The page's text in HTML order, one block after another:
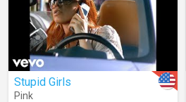
Stupid Girls
Pink